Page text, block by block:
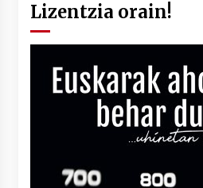
Lizentzia orain!